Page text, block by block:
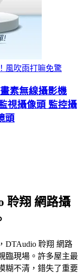
風吹雨打嘛免驚
素無線攝影機
視攝像頭 監控攝
頭
聆翔 網路攝
DTAudio 聆翔 網路
臨現場。許多屋主最
糊不清，錯失了重要